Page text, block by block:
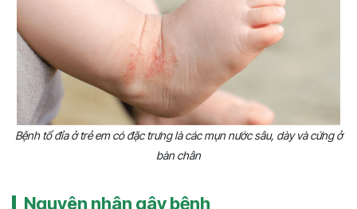
Bệnh tổ đỉa ở trẻ em có đặc trưng là các mụn nước sâu, dày và cứng ở
bàn chân
Nguyên nhân gây bệnh